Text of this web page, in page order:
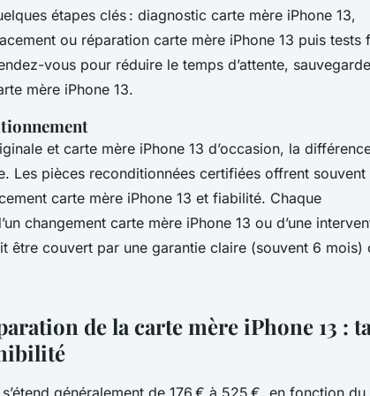
étapes clés : diagnostic carte mère iPhone 13,
ou réparation carte mère iPhone 13 puis tests
vous pour réduire le temps d’attente,
mère iPhone 13.
et carte mère iPhone 13 d’occasion, la
Les pièces reconditionnées certifiées offrent souvent
carte mère iPhone 13 et fiabilité. Chaque
changement carte mère iPhone 13 ou d’une
être couvert par une garantie claire (souvent 6 mois)
de la carte mère iPhone 13 :
s’étend généralement de 176 € à 525 €, en fonction du